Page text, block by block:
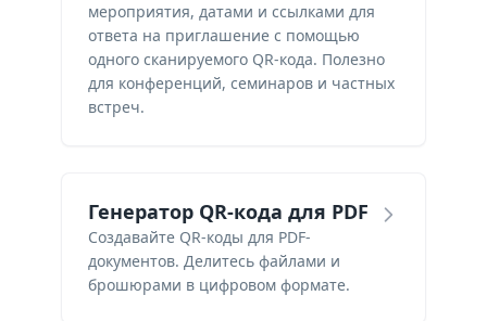
мероприятия, датами и ссылками для
ответа на приглашение с помощью
одного сканируемого QR-кода. Полезно
для конференций, семинаров и частных
встреч.
Генератор QR-кода для PDF
Создавайте QR-коды для PDF-
документов. Делитесь файлами и
брошюрами в цифровом формате.